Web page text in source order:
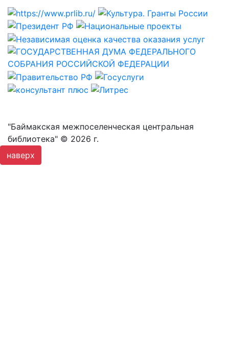
"Баймакская межпоселенческая центральная
библиотека" © 2026 г.
наверх